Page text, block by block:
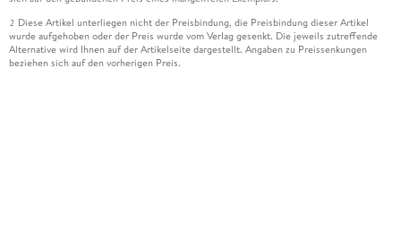
2 Diese Artikel unterliegen nicht der Preisbindung, die Preisbindung dieser Artikel
wurde aufgehoben oder der Preis wurde vom Verlag gesenkt. Die jeweils zutreffende
Alternative wird Ihnen auf der Artikelseite dargestellt. Angaben zu Preissenkungen
beziehen sich auf den vorherigen Preis.